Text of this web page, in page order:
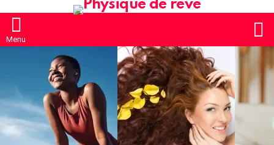
Menu